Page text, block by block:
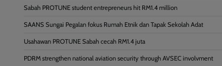
Sabah PROTUNE student entrepreneurs hit RM1.4 million
SAANS Sungai Pegalan fokus Rumah Etnik dan Tapak Sekolah Adat
Usahawan PROTUNE Sabah cecah RM1.4 juta
PDRM strengthen national aviation security through AVSEC involvment